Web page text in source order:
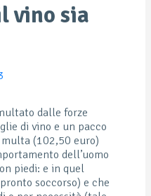
vino sia
dalle forze
di vino e un pacco
(102,50 euro)
dell’uomo
piedi: e in quel
soccorso) e che